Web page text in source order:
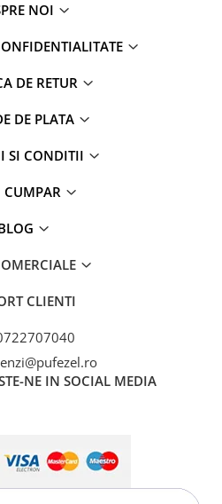
NOI
DE RETUR
DE PLATA
SI CONDITII
CUMPAR
CLIENTI
NE IN SOCIAL MEDIA